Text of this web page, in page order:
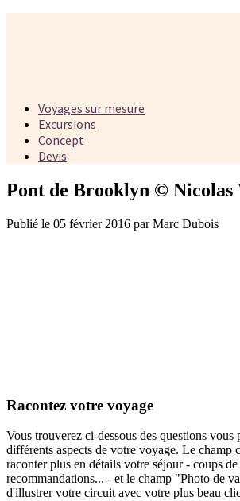
Voyages sur mesure
Excursions
Concept
Devis
Pont de Brooklyn © Nicolas
Publié le 05 février 2016 par Marc Dubois
Racontez votre voyage
Vous trouverez ci-dessous des questions vous
différents aspects de votre voyage. Le champ
raconter plus en détails votre séjour - coups
recommandations... - et le champ "Photo de
d'illustrer votre circuit avec votre plus beau